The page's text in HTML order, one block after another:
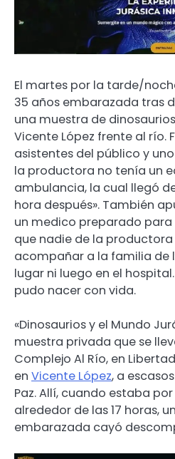
El martes por la tarde/
35 años embarazada tras
una muestra de
Vicente López frente al río.
asistentes del público y
la productora no tenía un
ambulancia, la cual llegó
hora después». También
un medico preparado para
que nadie de la productora
acompañar a la familia de
lugar ni luego en el
pudo nacer con vida.
«Dinosaurios y el Mundo
muestra privada que se
Complejo Al Río, en
en Vicente López, a
Paz. Allí, cuando estaba
alrededor de las 17 horas,
embarazada cayó